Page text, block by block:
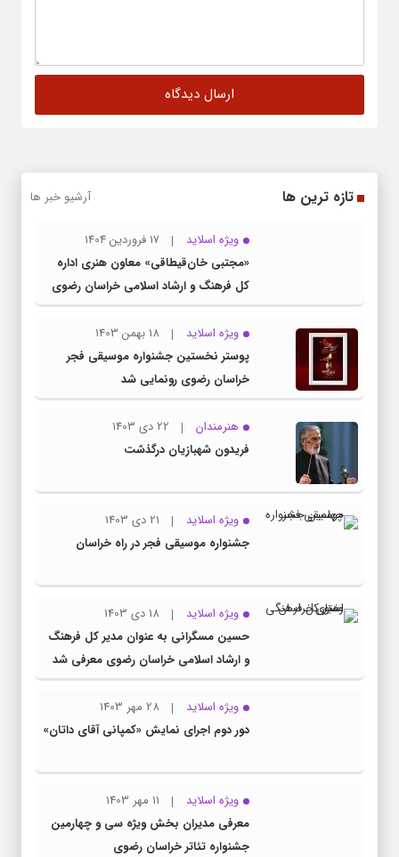
تازه ترین ها آرشیو خبر ها
ویژه اسلاید
17 فروردین 1404
«مجتبی خان‌قیطاقی» معاون هنری اداره
کل فرهنگ و ارشاد اسلامی خراسان رضوی
شد
ویژه اسلاید
18 بهمن 1403
پوستر نخستین جشنواره موسیقی فجر
خراسان رضوی رونمایی شد
هنرمندان
22 دی 1403
فریدون شهبازیان درگذشت
ویژه اسلاید
21 دی 1403
جشنواره موسیقی فجر در راه خراسان
ویژه اسلاید
18 دی 1403
حسین مسگرانی به عنوان مدیر کل فرهنگ
و ارشاد اسلامی خراسان رضوی معرفی شد
ویژه اسلاید
28 مهر 1403
دور دوم اجرای نمایش «کمپانی آقای داتان»
ویژه اسلاید
11 مهر 1403
معرفی مدیران بخش ویژه سی و چهارمین
جشنواره تئاتر خراسان رضوی